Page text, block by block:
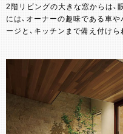
2階リビングの大きな窓からは、
には、オーナーの趣味である車
ージと、キッチンまで備え付け